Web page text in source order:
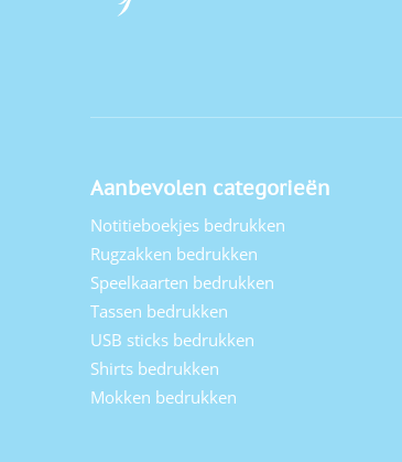
Aanbevolen categorieën
Notitieboekjes bedrukken
Rugzakken bedrukken
Speelkaarten bedrukken
Tassen bedrukken
USB sticks bedrukken
Shirts bedrukken
Mokken bedrukken